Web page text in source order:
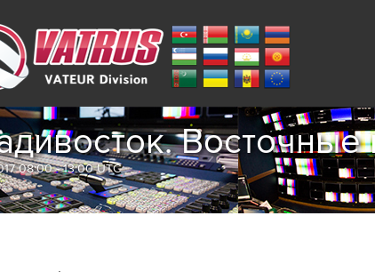
Восточные
08:00 - 13:00 UTC